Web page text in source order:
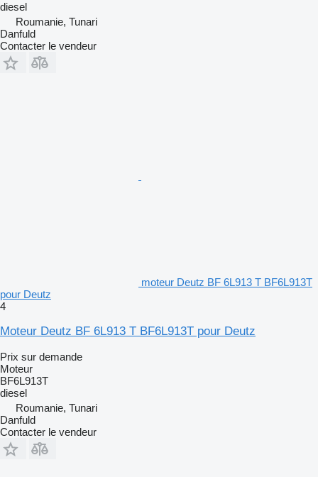
diesel
Roumanie, Tunari
Danfuld
Contacter le vendeur
moteur Deutz BF 6L913 T BF6L913T
pour Deutz
4
Moteur Deutz BF 6L913 T BF6L913T pour Deutz
Prix sur demande
Moteur
BF6L913T
diesel
Roumanie, Tunari
Danfuld
Contacter le vendeur